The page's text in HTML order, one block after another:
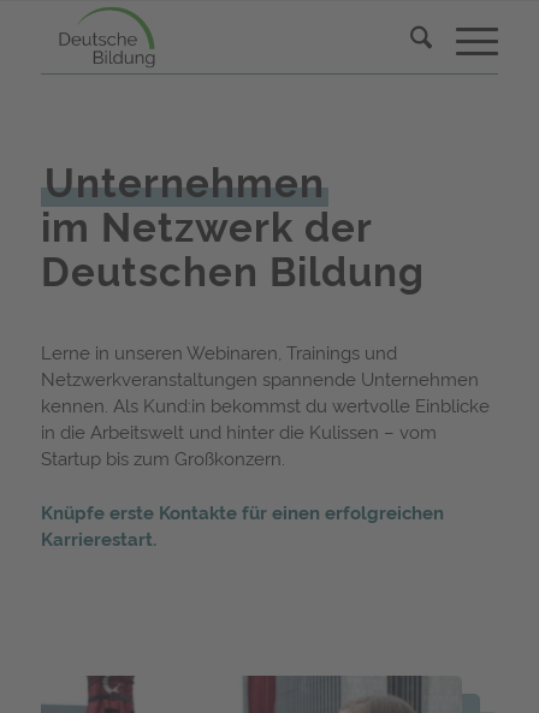
Unternehmen
im Netzwerk der
Deutschen Bildung
Lerne in unseren Webinaren, Trainings und
Netzwerkveranstaltungen spannende Unternehmen
kennen. Als Kund:in bekommst du wertvolle Einblicke
in die Arbeitswelt und hinter die Kulissen – vom
Startup bis zum Großkonzern.
Knüpfe erste Kontakte für einen erfolgreichen
Karrierestart.